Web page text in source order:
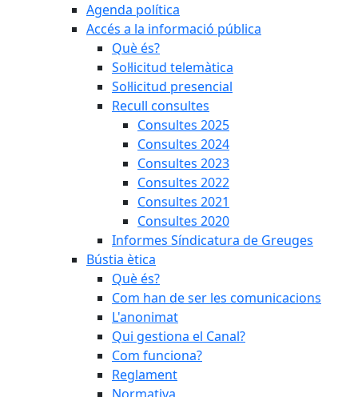
Agenda política
Accés a la informació pública
Què és?
Sol·licitud telemàtica
Sol·licitud presencial
Recull consultes
Consultes 2025
Consultes 2024
Consultes 2023
Consultes 2022
Consultes 2021
Consultes 2020
Informes Síndicatura de Greuges
Bústia ètica
Què és?
Com han de ser les comunicacions
L'anonimat
Qui gestiona el Canal?
Com funciona?
Reglament